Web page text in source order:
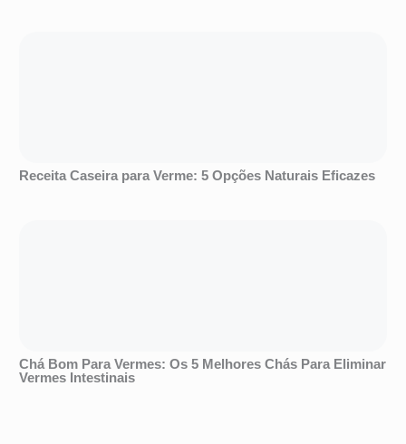
Receita Caseira para Verme: 5 Opções Naturais Eficazes
Chá Bom Para Vermes: Os 5 Melhores Chás Para Eliminar
Vermes Intestinais